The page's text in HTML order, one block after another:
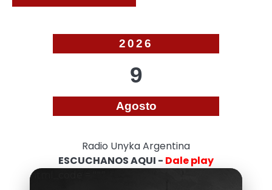
2026
9
Agosto
Radio Unyka Argentina
ESCUCHANOS AQUI - Dale play